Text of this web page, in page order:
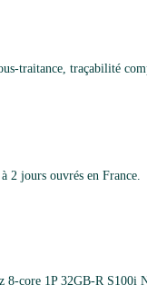
traitance, traçabilité
2 jours ouvrés en France.
8-core 1P 32GB-R S100i